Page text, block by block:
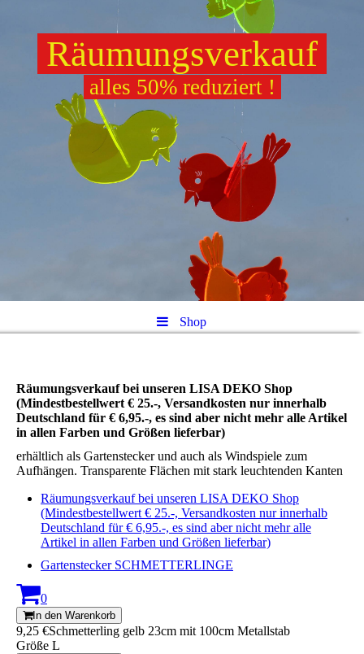
Räumungsverkauf
alles 50% reduziert !
Shop
Räumungsverkauf bei unseren LISA DEKO Shop
(Mindestbestellwert € 25.-, Versandkosten nur innerhalb
Deutschland für € 6,95.-, es sind aber nicht mehr alle Artikel
in allen Farben und Größen lieferbar)
erhältlich als Gartenstecker und auch als Windspiele zum
Aufhängen. Transparente Flächen mit stark leuchtenden Kanten
Räumungsverkauf bei unseren LISA DEKO Shop
(Mindestbestellwert € 25.-, Versandkosten nur innerhalb
Deutschland für € 6,95.-, es sind aber nicht mehr alle
Artikel in allen Farben und Größen lieferbar)
Gartenstecker SCHMETTERLINGE
0
In den Warenkorb
9,25 €Schmetterling gelb 23cm mit 100cm Metallstab
Größe L